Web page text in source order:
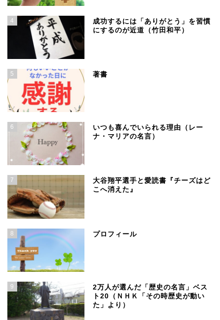
4
成功するには「ありがとう」を習慣
にするのが近道（竹田和平）
5 著書
6
いつも喜んでいられる理由（レー
ナ・マリアの名言）
7
大谷翔平選手と愛読書『チーズはど
こへ消えた』
8 プロフィール
9
2万人が選んだ「歴史の名言」ベス
ト20（ＮＨＫ「その時歴史が動い
た」より）